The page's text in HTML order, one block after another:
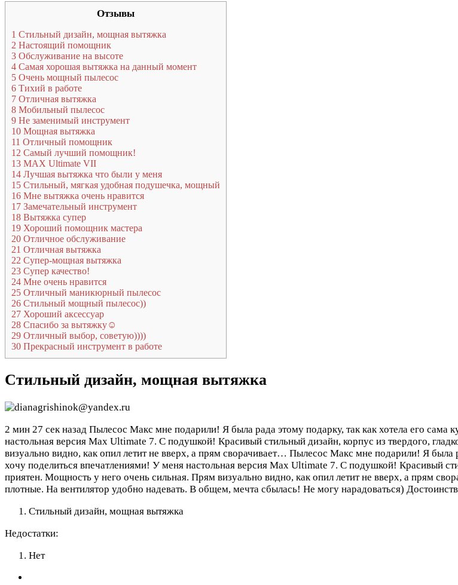
Отзывы
1 Стильный дизайн, мощная вытяжка
2 Настоящий помощник
3 Обслуживание на высоте
4 Самая хорошая вытяжка на данный момент
5 Очень мощный пылесос
6 Тихий в работе
7 Отличная вытяжка
8 Мобильный пылесос
9 Не заменимый инструмент
10 Мощная вытяжка
11 Отличный помощник
12 Самый лучший помощник!
13 MAX Ultimate VII
14 Лучшая вытяжка что были у меня
15 Стильный, мягкая удобная подушечка, мощный
16 Мне вытяжка очень нравится
17 Замечательный инструмент
18 Вытяжка супер
19 Хороший помощник мастера
20 Отличное обслуживание
21 Отличная вытяжка
22 Супер-мощная вытяжка
23 Супер качество!
24 Мне очень нравится
25 Отличный маникюрный пылесос
26 Стильный мощный пылесос))
27 Хороший аксессуар
28 Спасибо за вытяжку☺️
29 Отличный выбор, советую))))
30 Прекрасный инструмент в работе
Стильный дизайн, мощная вытяжка
2 мин 27 сек назад Пылесос Макс мне подарили! Я была рада этому подарку, так как хотела его сама
настольная версия Max Ultimate 7. С подушкой! Красивый стильный дизайн, корпус из твердого,
визуально видно, как опил летит не вверх, а прям сворачивает… Пылесос Макс мне подарили! Я была
хочу поделиться впечатлениями! У меня настольная версия Max Ultimate 7. С подушкой! Красивый
приятен. Мощность у него очень сильная. Прям визуально видно, как опил летит не вверх, а прям
плотные. На вентилятор удобно надевать. В общем, мечта сбылась! Не могу нарадоваться)
Стильный дизайн, мощная вытяжка
Недостатки:
Нет